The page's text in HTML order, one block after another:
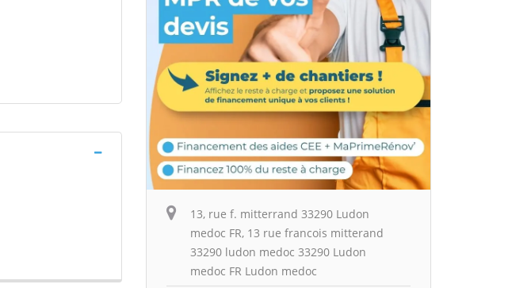
13, rue f. mitterrand 33290 Ludon
medoc FR, 13 rue francois mitterand
33290 ludon medoc 33290 Ludon
medoc FR Ludon medoc